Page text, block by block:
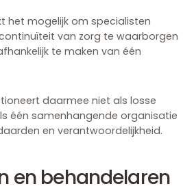
het mogelijk om specialisten
van zorg te waarborgen
te maken van één
daarmee niet als losse
één samenhangende organisatie
en verantwoordelijkheid.
en behandelaren